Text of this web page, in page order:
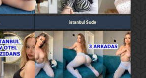
istanbul Sude